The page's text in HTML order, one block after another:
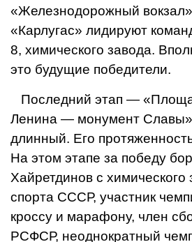
«Железнодорожный
«Карлугас» лидируют
8, химического завода.
это будущие победители.
Последний этап —
Ленина — монумент
длинный. Его
На этом этапе за победу
Хайретдинов с
спорта СССР, участник
кроссу и марафону, член
РСФСР, неоднократный